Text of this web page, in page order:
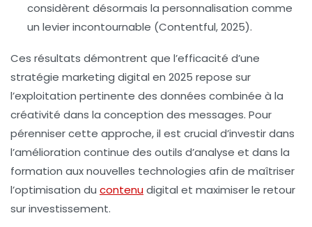
considèrent désormais la personnalisation comme
un levier incontournable (Contentful, 2025).
Ces résultats démontrent que l’efficacité d’une
stratégie marketing digital en 2025 repose sur
l’exploitation pertinente des données combinée à la
créativité dans la conception des messages. Pour
pérenniser cette approche, il est crucial d’investir dans
l’amélioration continue des outils d’analyse et dans la
formation aux nouvelles technologies afin de maîtriser
l’optimisation du contenudigital et maximiser le retour
sur investissement.